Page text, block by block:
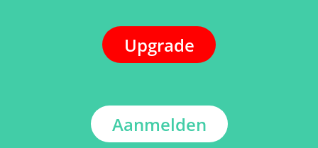
Upgrade
Aanmelden